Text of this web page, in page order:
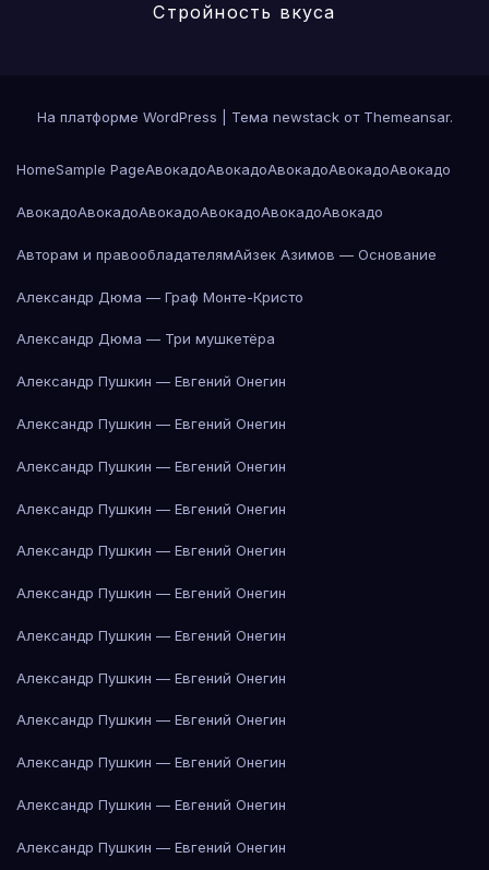
Стройность вкуса
На платформе WordPress Тема newstack от Themeansar.
HomeSample PageАвокадоАвокадоАвокадоАвокадоАвокадо
АвокадоАвокадоАвокадоАвокадоАвокадоАвокадо
Авторам и правообладателямАйзек Азимов — Основание
Александр Дюма — Граф Монте-Кристо
Александр Дюма — Три мушкетёра
Александр Пушкин — Евгений Онегин
Александр Пушкин — Евгений Онегин
Александр Пушкин — Евгений Онегин
Александр Пушкин — Евгений Онегин
Александр Пушкин — Евгений Онегин
Александр Пушкин — Евгений Онегин
Александр Пушкин — Евгений Онегин
Александр Пушкин — Евгений Онегин
Александр Пушкин — Евгений Онегин
Александр Пушкин — Евгений Онегин
Александр Пушкин — Евгений Онегин
Александр Пушкин — Евгений Онегин